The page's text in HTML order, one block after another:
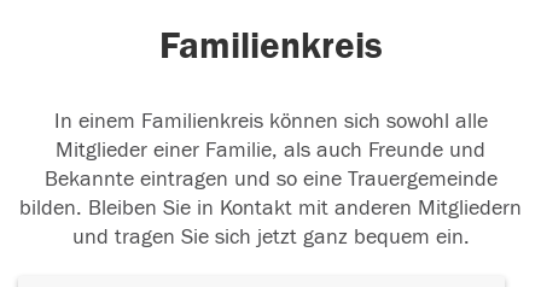
Familienkreis
In einem Familienkreis können sich sowohl alle
Mitglieder einer Familie, als auch Freunde und
Bekannte eintragen und so eine Trauergemeinde
bilden. Bleiben Sie in Kontakt mit anderen Mitgliedern
und tragen Sie sich jetzt ganz bequem ein.